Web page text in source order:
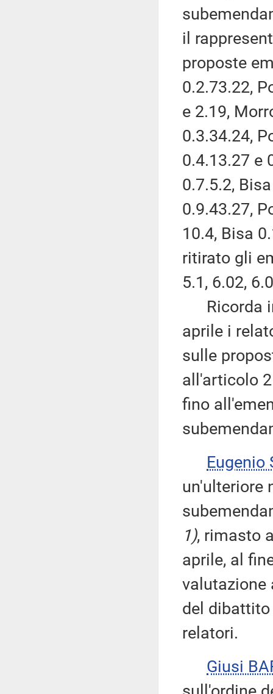
il
proposte
0.2.73.22,
e 2.19,
0.3.34.24,
0.4.13.27 e
0.7.5.2,
0.9.43.27,
10.4, Bisa
ritirato gli
5.1, 6.02,
Ricorda
aprile i
sulle
all'articolo
fino
Eugenio
un'ulteriore
1), rimasto
aprile, al
valutazione
del
relatori.
Giusi